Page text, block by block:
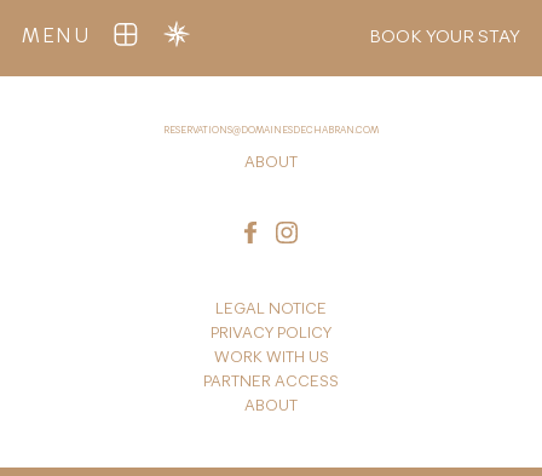
MENU BOOK YOUR STAY
RESERVATIONS@DOMAINESDECHABRAN.COM
ABOUT
LEGAL NOTICE
PRIVACY POLICY
WORK WITH US
PARTNER ACCESS
ABOUT